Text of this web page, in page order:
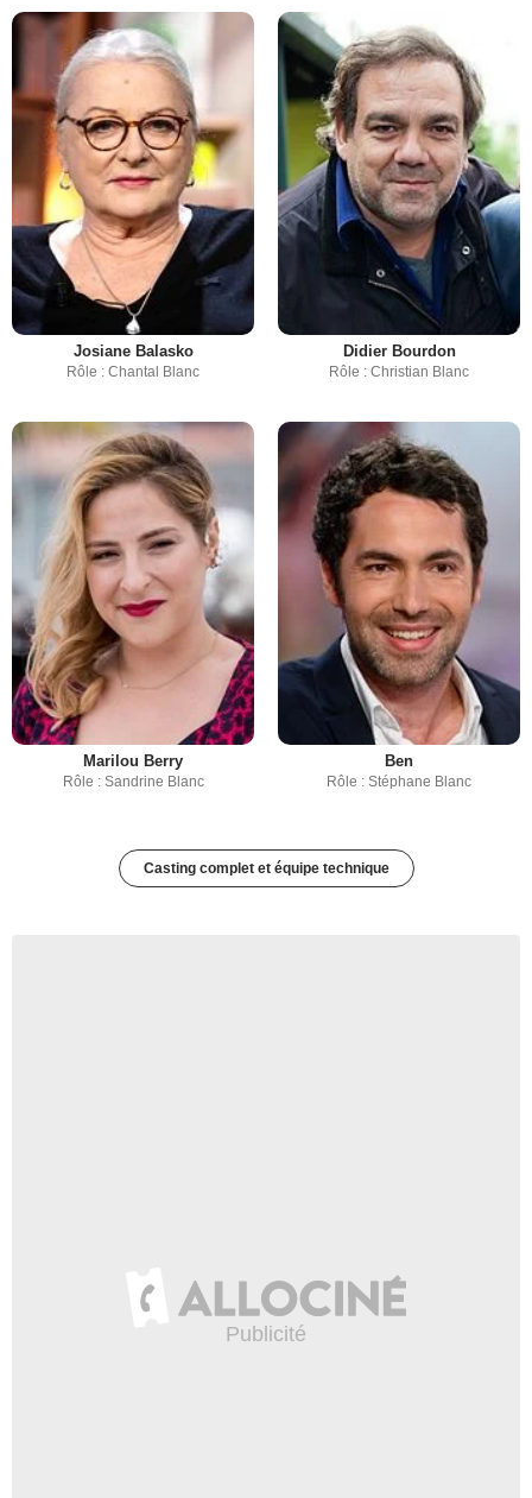
Josiane Balasko
Rôle : Chantal Blanc
Didier Bourdon
Rôle : Christian Blanc
Marilou Berry
Rôle : Sandrine Blanc
Ben
Rôle : Stéphane Blanc
Casting complet et équipe technique